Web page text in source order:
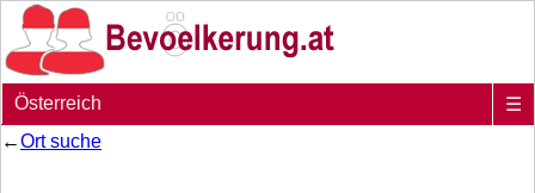
Österreich
☰
←Ort suche